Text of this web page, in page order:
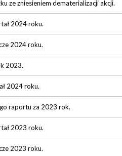
ze zniesieniem dematerializacji akcji.
2024 roku.
2024 roku.
2023.
2024 roku.
raportu za 2023 rok.
2023 roku.
2023 roku.